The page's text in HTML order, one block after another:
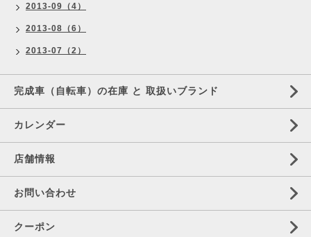
2013-09（4）
2013-08（6）
2013-07（2）
完成車（自転車）の在庫 と 取扱いブランド
カレンダー
店舗情報
お問い合わせ
クーポン